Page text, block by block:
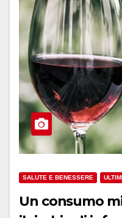
SALUTE E BENESSERE
Un consumo